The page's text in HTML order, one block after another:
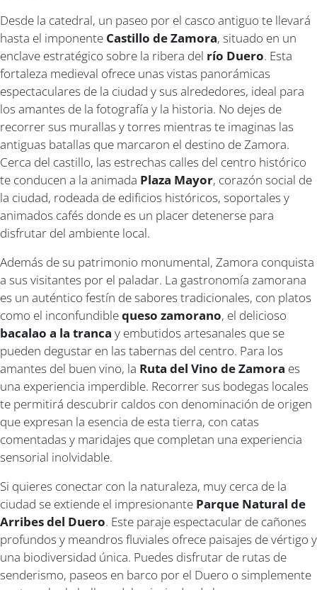
Desde la catedral, un paseo por el casco antiguo te llevará
hasta el imponente Castillo de Zamora, situado en un
enclave estratégico sobre la ribera del río Duero. Esta
fortaleza medieval ofrece unas vistas panorámicas
espectaculares de la ciudad y sus alrededores, ideal para
los amantes de la fotografía y la historia. No dejes de
recorrer sus murallas y torres mientras te imaginas las
antiguas batallas que marcaron el destino de Zamora.
Cerca del castillo, las estrechas calles del centro histórico
te conducen a la animada Plaza Mayor, corazón social de
la ciudad, rodeada de edificios históricos, soportales y
animados cafés donde es un placer detenerse para
disfrutar del ambiente local.
Además de su patrimonio monumental, Zamora conquista
a sus visitantes por el paladar. La gastronomía zamorana
es un auténtico festín de sabores tradicionales, con platos
como el inconfundiblequeso zamorano, el delicioso
bacalao a la tranca y embutidos artesanales que se
pueden degustar en las tabernas del centro. Para los
amantes del buen vino, la Ruta del Vino de Zamora es
una experiencia imperdible. Recorrer sus bodegas locales
te permitirá descubrir caldos con denominación de origen
que expresan la esencia de esta tierra, con catas
comentadas y maridajes que completan una experiencia
sensorial inolvidable.
Si quieres conectar con la naturaleza, muy cerca de la
ciudad se extiende el impresionante Parque Natural de
Arribes del Duero. Este paraje espectacular de cañones
profundos y meandros fluviales ofrece paisajes de vértigo y
una biodiversidad única. Puedes disfrutar de rutas de
senderismo, paseos en barco por el Duero o simplemente